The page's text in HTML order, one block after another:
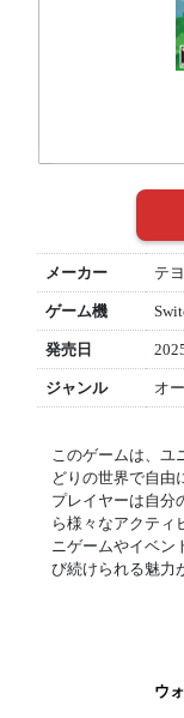
メーカー テ
ゲーム機
発売日
ジャンル オ
このゲームは、ユ
どりの世界で自由
プレイヤーは自分
ら様々なアクティ
ニゲームやイベン
び続けられる魅力
ウ